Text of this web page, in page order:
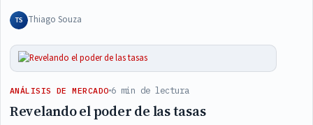
TS Thiago Souza
ANÁLISIS DE MERCADO 6 min de lectura
Revelando el poder de las tasas